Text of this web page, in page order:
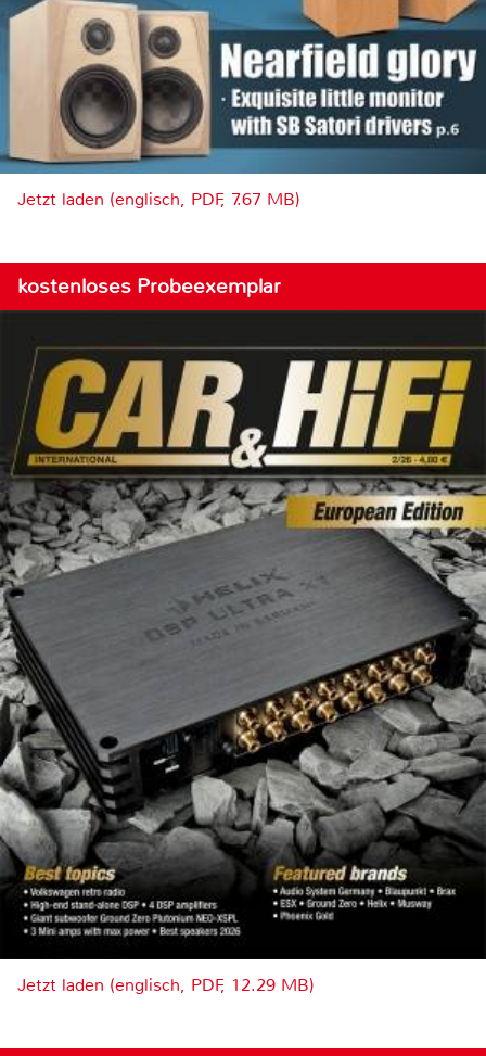
Jetzt laden (englisch, PDF, 7.67 MB)
kostenloses Probeexemplar
Jetzt laden (englisch, PDF, 12.29 MB)